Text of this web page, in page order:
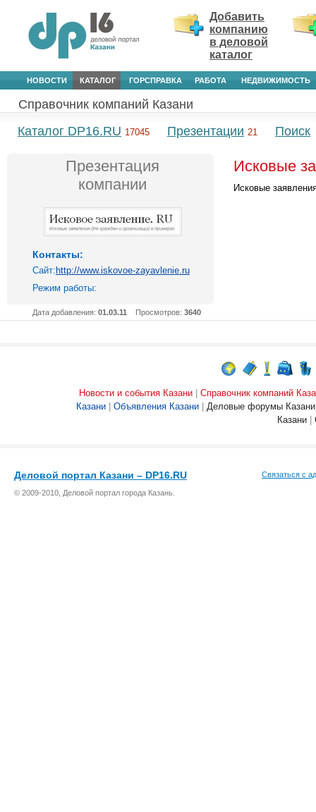
Добавить
компанию
в деловой
каталог
НОВОСТИ КАТАЛОГ ГОРСПРАВКА РАБОТА НЕДВИЖИМОСТЬ
Справочник компаний Казани
Каталог DP16.RU 17045 Презентации 21 Поиск
Презентация
компании
Контакты:
Сайт: http://www.iskovoe-zayavlenie.ru
Режим работы:
Исковые
Исковые
Дата добавления: 01.03.11 Просмотров: 3640
Новости и события Казани
Справочник компаний
Казани
Объявления Казани
Деловые форумы Казани
Казани
Деловой портал Казани – DP16.RU
© 2009-2010, Деловой портал города Казань.
Связаться с